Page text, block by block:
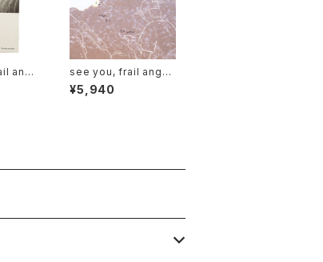
ange
ZI
see you, frail angel.
sea adore you (2L
P)
¥5,940